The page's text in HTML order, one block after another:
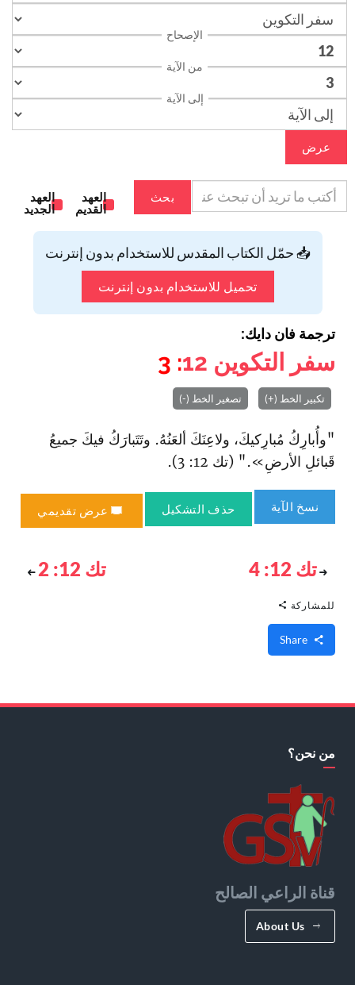
الإصحاح
من الآية
إلى الآية
عرض
بحث
العهد
القديم
العهد
الجديد
📥 حمّل الكتاب المقدس للاستخدام بدون إنترنت
تحميل للاستخدام بدون إنترنت
ترجمة فان دايك:
سفر التكوين 12
: 3
تكبير الخط (+) تصغير الخط (-)
"وأُبارِكُ مُبارِكيكَ، ولاعِنَكَ ألعَنُهُ. وتَتَبارَكُ فيكَ جميعُ
قَبائلِ الأرضِ»." (تك 12: 3).
نسخ الآية حذف التشكيل عرض تقديمي
تك 12: 4 تك 12: 2
للمشاركة
من نحن؟
قناة الراعي الصالح
About Us